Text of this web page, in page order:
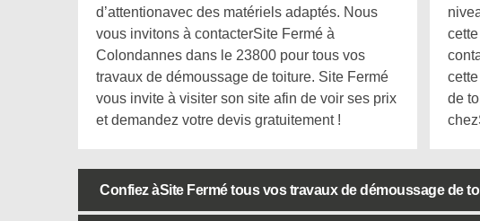
d’attentionavec des matériels adaptés. Nous
vous invitons à contacterSite Fermé à
Colondannes dans le 23800 pour tous vos
travaux de démoussage de toiture. Site Fermé
vous invite à visiter son site afin de voir ses prix
et demandez votre devis gratuitement !
de
Confiez àSite Fermé tous vos travaux de démoussage de